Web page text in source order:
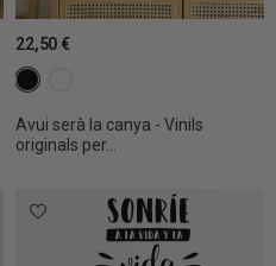
Avui serà la canya - Vinils
originals per...
22,50 €
c1 Negre